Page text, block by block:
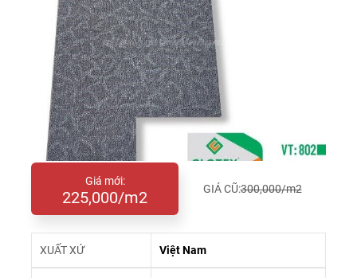
Giá mới:
225,000/m2 GIÁ CŨ:300,000/m2
XUẤT XỨ Việt Nam